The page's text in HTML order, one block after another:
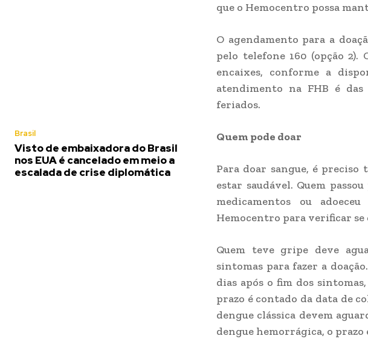
Brasil
Visto de embaixadora do Brasil
nos EUA é cancelado em meio a
escalada de crise diplomática
que o Hemocentro possa
O agendamento para a
pelo telefone 160 (opção 2).
encaixes, conforme a
atendimento na FHB é das
feriados.
Quem pode doar
Para doar sangue, é preciso
estar saudável. Quem
medicamentos ou
Hemocentro para verificar se
Quem teve gripe deve
sintomas para fazer a
dias após o fim dos
prazo é contado da data de
dengue clássica devem
dengue hemorrágica, o prazo